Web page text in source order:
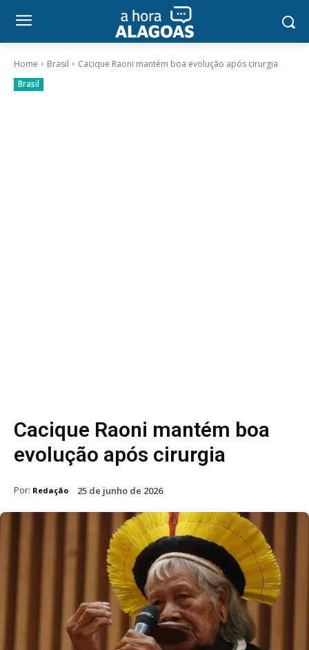
Home Brasil
Cacique Raoni mantém boa evolução após cirurgia
Brasil
Cacique Raoni mantém boa
evolução após cirurgia
Por: Redação 25 de junho de 2026